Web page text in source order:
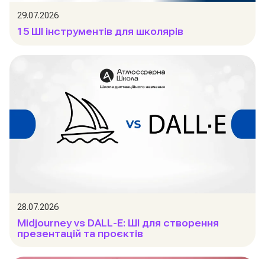
29.07.2026
15 ШІ інструментів для школярів
28.07.2026
Midjourney vs DALL-E: ШІ для створення
презентацій та проєктів